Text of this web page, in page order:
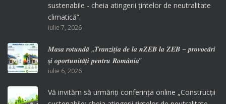
sustenabile - cheia atingerii țintelor de neutralitate
climatică”.
iulie 7, 2026
𝑴𝒂𝒔𝒂 𝒓𝒐𝒕𝒖𝒏𝒅𝒂̆ „𝑻𝒓𝒂𝒏𝒛𝒊𝒕̦𝒊𝒂 𝒅𝒆 𝒍𝒂 𝒏𝒁𝑬𝑩 𝒍𝒂 𝒁𝑬𝑩 – 𝒑𝒓𝒐𝒗𝒐𝒄𝒂̆𝒓𝒊
𝒔̦𝒊 𝒐𝒑𝒐𝒓𝒕𝒖𝒏𝒊𝒕𝒂̆𝒕̦𝒊 𝒑𝒆𝒏𝒕𝒓𝒖 𝑹𝒐𝒎𝒂̂𝒏𝒊𝒂”
iulie 6, 2026
Vă invităm să urmăriți conferința online „Construcții